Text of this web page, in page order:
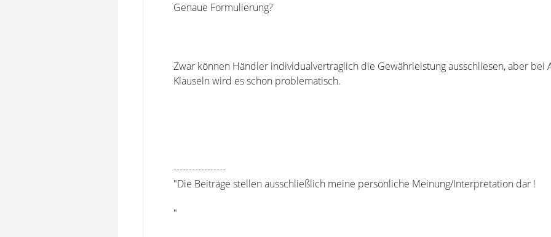
Genaue Formulierung?
Zwar können Händler individualvertraglich die Gewährleistung ausschliesen, aber bei
Klauseln wird es schon problematisch.
-----------------
"Die Beiträge stellen ausschließlich meine persönliche Meinung/Interpretation dar !
"